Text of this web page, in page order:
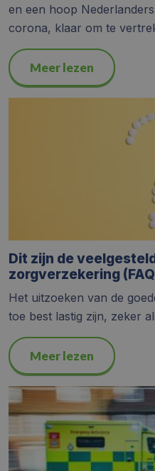
en een hoop
corona, klaar om te
Meer lezen
Dit zijn de
zorgverzekering
Het uitzoeken van de
toe best lastig zijn, zeker
Meer lezen